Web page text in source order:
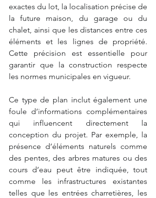
exactes du lot, la localisation précise de
la future maison, du garage ou du
chalet, ainsi que les distances entre ces
éléments et les lignes de propriété.
Cette précision est essentielle pour
garantir que la construction respecte
les normes municipales en vigueur.
Ce type de plan inclut également une
foule d’informations complémentaires
qui influencent directement la
conception du projet. Par exemple, la
présence d’éléments naturels comme
des pentes, des arbres matures ou des
cours d’eau peut être indiquée, tout
comme les infrastructures existantes
telles que les entrées charretières, les